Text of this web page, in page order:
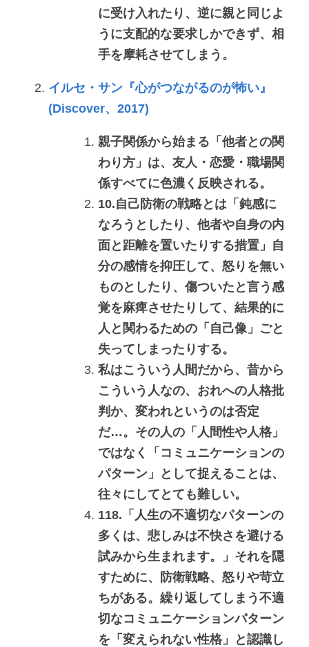
に受け入れたり、逆に親と同じよ
うに支配的な要求しかできず、相
手を摩耗させてしまう。
イルセ・サン『心がつながるのが怖い』
(Discover、2017)
親子関係から始まる「他者との関
わり方」は、友人・恋愛・職場関
係すべてに色濃く反映される。
10.自己防衛の戦略とは「鈍感に
なろうとしたり、他者や自身の内
面と距離を置いたりする措置」自
分の感情を抑圧して、怒りを無い
ものとしたり、傷ついたと言う感
覚を麻痺させたりして、結果的に
人と関わるための「自己像」ごと
失ってしまったりする。
私はこういう人間だから、昔から
こういう人なの、おれへの人格批
判か、変われというのは否定
だ…。その人の「人間性や人格」
ではなく「コミュニケーションの
パターン」として捉えることは、
往々にしてとても難しい。
118.「人生の不適切なパターンの
多くは、悲しみは不快さを避ける
試みから生まれます。」それを隠
すために、防衛戦略、怒りや苛立
ちがある。繰り返してしまう不適
切なコミュニケーションパターン
を「変えられない性格」と認識し